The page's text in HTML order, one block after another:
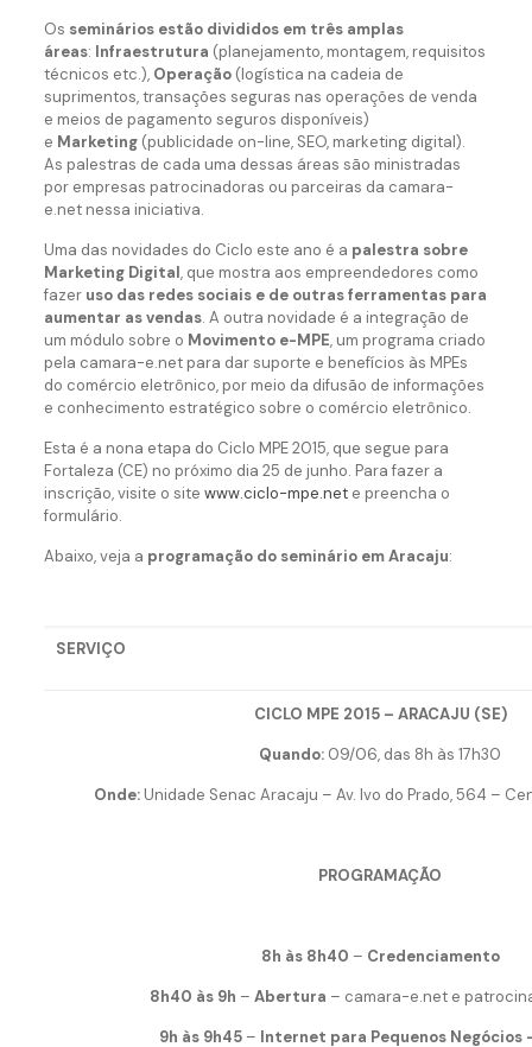
Os seminários estão divididos em três amplas
áreas: Infraestrutura (planejamento, montagem, requisitos
técnicos etc.), Operação(logística na cadeia de
suprimentos, transações seguras nas operações de venda
e meios de pagamento seguros disponíveis)
e Marketing(publicidade on-line, SEO, marketing digital).
As palestras de cada uma dessas áreas são ministradas
por empresas patrocinadoras ou parceiras da camara-
e.net nessa iniciativa.
Uma das novidades do Ciclo este ano é a palestra sobre
Marketing Digital, que mostra aos empreendedores como
fazer uso das redes sociais e de outras ferramentas para
aumentar as vendas. A outra novidade é a integração de
um módulo sobre o Movimento e-MPE, um programa criado
pela camara-e.net para dar suporte e benefícios às MPEs
do comércio eletrônico, por meio da difusão de informações
e conhecimento estratégico sobre o comércio eletrônico.
Esta é a nona etapa do Ciclo MPE 2015, que segue para
Fortaleza (CE) no próximo dia 25 de junho. Para fazer a
inscrição, visite o site www.ciclo-mpe.nete preencha o
formulário.
Abaixo, veja a programação do seminário em Aracaju:
SERVIÇO
CICLO MPE 2015 – ARACAJU (SE)
Quando: 09/06, das 8h às 17h30
Onde: Unidade Senac Aracaju – Av. Ivo do Prado, 564 –
PROGRAMAÇÃO
8h às 8h40 – Credenciamento
8h40 às 9h – Abertura – camara-e.net e
9h às 9h45 – Internet para Pequenos Negócios